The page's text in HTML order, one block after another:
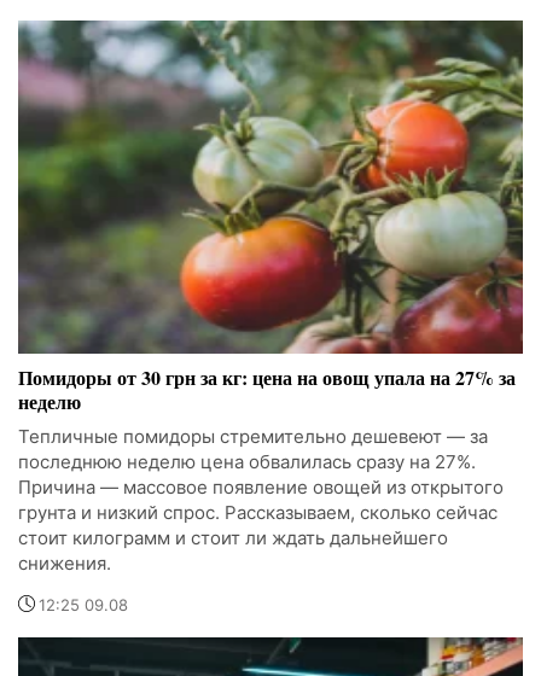
Помидоры от 30 грн за кг: цена на овощ упала на 27% за
неделю
Тепличные помидоры стремительно дешевеют — за
последнюю неделю цена обвалилась сразу на 27%.
Причина — массовое появление овощей из открытого
грунта и низкий спрос. Рассказываем, сколько сейчас
стоит килограмм и стоит ли ждать дальнейшего
снижения.
12:25 09.08